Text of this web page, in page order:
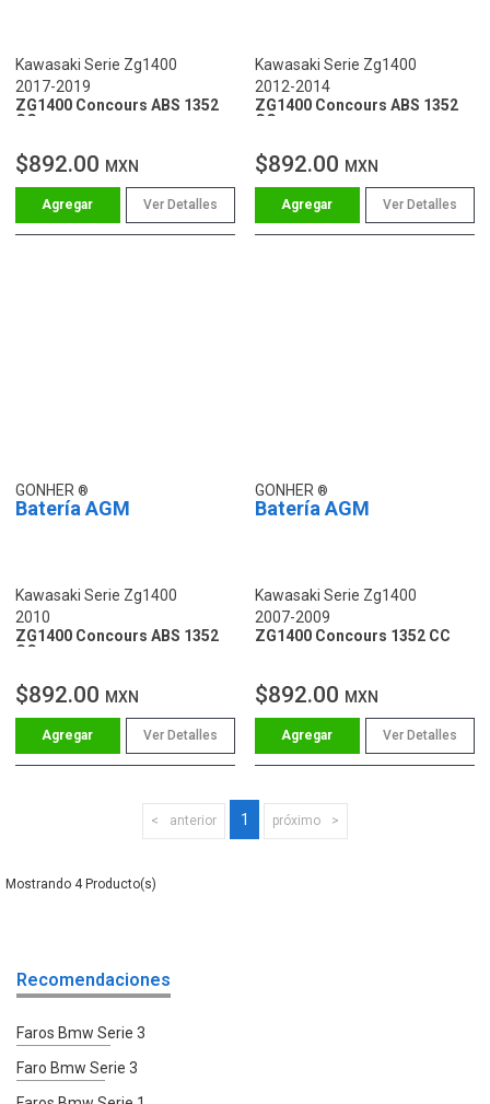
Kawasaki Serie Zg1400
2017-2019
ZG1400 Concours ABS 1352
CC
$892.00 MXN
Ver Detalles
Kawasaki Serie Zg1400
2012-2014
ZG1400 Concours ABS 1352
CC
$892.00 MXN
Ver Detalles
GONHER
Batería AGM
Kawasaki Serie Zg1400
2010
ZG1400 Concours ABS 1352
CC
$892.00 MXN
Ver Detalles
GONHER
Batería AGM
Kawasaki Serie Zg1400
2007-2009
ZG1400 Concours 1352 CC
$892.00 MXN
Ver Detalles
anterior 1 próximo
4
Recomendaciones
Faros Bmw Serie 3
Faro Bmw Serie 3